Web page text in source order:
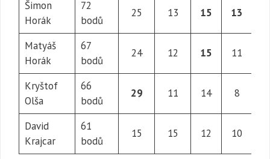
Šimon
Horák
72
bodů
25 13 15 13
Matyáš
Horák
67
bodů
24 12 15 11
Kryštof
Olša
66
bodů
29 11 14 8
David
Krajcar
61
bodů
15 15 12 10